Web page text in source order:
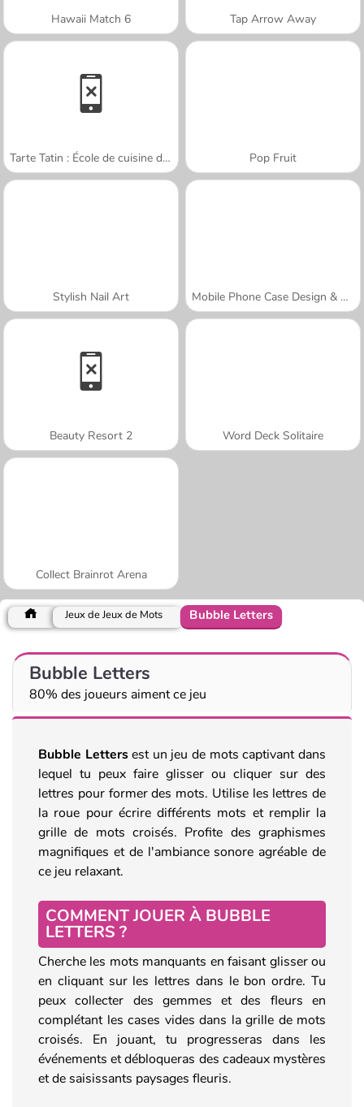
Hawaii Match 6 Tap Arrow Away
Tarte Tatin : École de cuisine de Sara Pop Fruit
Stylish Nail Art Mobile Phone Case Design & DIY
Beauty Resort 2 Word Deck Solitaire
Collect Brainrot Arena
Jeux de Jeux de Mots Bubble Letters
Bubble Letters
80% des joueurs aiment ce jeu
Bubble Lettersest un jeu de mots captivant dans
lequel tu peux faire glisser ou cliquer sur des
lettres pour former des mots. Utilise les lettres de
la roue pour écrire différents mots et remplir la
grille de mots croisés. Profite des graphismes
magnifiques et de l'ambiance sonore agréable de
ce jeu relaxant.
COMMENT JOUER À BUBBLE
LETTERS ?
Cherche les mots manquants en faisant glisser ou
en cliquant sur les lettres dans le bon ordre. Tu
peux collecter des gemmes et des fleurs en
complétant les cases vides dans la grille de mots
croisés. En jouant, tu progresseras dans les
événements et débloqueras des cadeaux mystères
et de saisissants paysages fleuris.